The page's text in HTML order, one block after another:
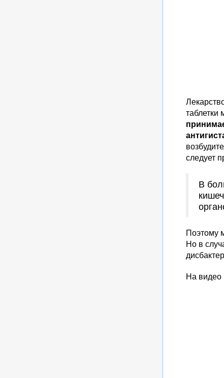
следует
В
Поэтому
Но в
На видео